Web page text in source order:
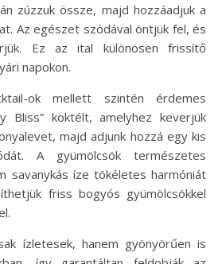
zúzzuk össze, majd hozzáadjuk a
Az egészet szódával öntjük fel, és
Ez az ital különösen frissítő
napokon.
ok mellett szintén érdemes
Bliss” koktélt, amelyhez keverjük
majd adjunk hozzá egy kis
A gyümölcsök természetes
savanykás íze tökéletes harmóniát
friss bogyós gyümölcsökkel
ízletesek, hanem gyönyörűen is